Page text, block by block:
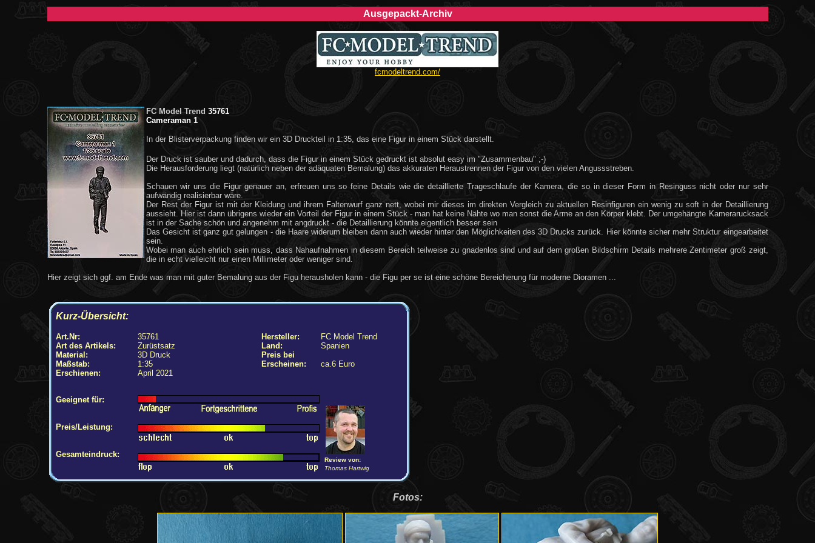
Ausgepackt-Archiv
fcmodeltrend.com/
FC Model Trend 35761
Cameraman 1
In der Blisterverpackung finden wir ein 3D Druckteil in 1:35, das eine Figur in einem Stück darstellt.
Der Druck ist sauber und dadurch, dass die Figur in einem Stück gedruckt ist absolut easy im "Zusammenbau" ;-)
Die Herausforderung liegt (natürlich neben der adäquaten Bemalung) das akkuraten Heraustrennen der Figur von den vielen Angussstreben.
Schauen wir uns die Figur genauer an, erfreuen uns so feine Details wie die detaillierte Trageschlaufe der Kamera, die so in dieser Form in Resinguss nicht oder nur sehr
aufwändig realisierbar wäre.
Der Rest der Figur ist mit der Kleidung und ihrem Faltenwurf ganz nett, wobei mir dieses im direkten Vergleich zu aktuellen Resinfiguren ein wenig zu soft in der Detaillierung
aussieht. Hier ist dann übrigens wieder ein Vorteil der Figur in einem Stück - man hat keine Nähte wo man sonst die Arme an den Körper klebt. Der umgehängte Kamerarucksack
ist in der Sache schön und angenehm mit angdruckt - die Detaillierung könnte eigentlich besser sein
Das Gesicht ist ganz gut gelungen - die Haare widerum bleiben dann auch wieder hinter den Möglichkeiten des 3D Drucks zurück. Hier könnte sicher mehr Struktur eingearbeitet
sein.
Wobei man auch ehrlich sein muss, dass Nahaufnahmen in diesem Bereich teilweise zu gnadenlos sind und auf dem großen Bildschirm Details mehrere Zentimeter groß zeigt,
die in echt vielleicht nur einen Millimeter oder weniger sind.
Hier zeigt sich ggf. am Ende was man mit guter Bemalung aus der Figu herausholen kann - die Figu per se ist eine schöne Bereicherung für moderne Dioramen ...
Kurz-Übersicht:
Art.Nr:
Art des Artikels:
Material:
Maßstab:
Erschienen:
35761
Zurüstsatz
3D Druck
1:35
April 2021
Hersteller:
Land:
Preis bei
Erscheinen:
FC Model Trend
Spanien
ca.6 Euro
Geeignet für:
Preis/Leistung:
Gesamteindruck:
Review von:
Thomas Hartwig
Fotos: